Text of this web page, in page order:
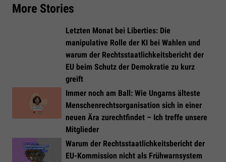
More Stories
Letzten Monat bei Liberties: Die
manipulative Rolle der KI bei Wahlen und
warum der Rechtsstaatlichkeitsbericht der
EU beim Schutz der Demokratie zu kurz
greift
Immer noch am Ball: Wie Ungarns älteste
Menschenrechtsorganisation sich in einer
neuen Ära zurechtfindet – Ich treffe unsere
Mitglieder
Warum der Rechtsstaatlichkeitsbericht der
EU-Kommission nicht als Frühwarnsystem